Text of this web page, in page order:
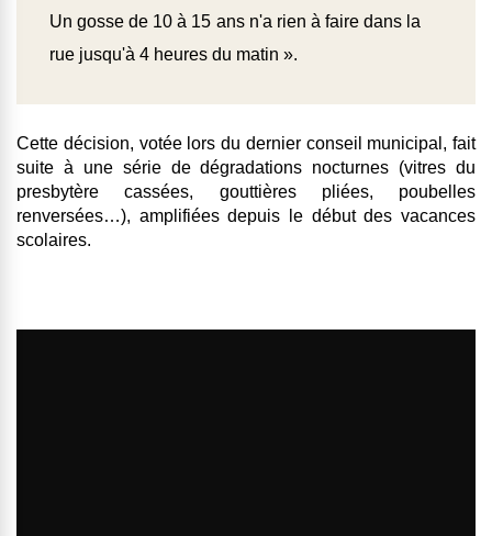
Un gosse de 10 à 15 ans n'a rien à faire dans la
rue jusqu'à 4 heures du matin ».
Cette décision, votée lors du dernier conseil municipal, fait
suite à une série de dégradations nocturnes (vitres du
presbytère cassées, gouttières pliées, poubelles
renversées…), amplifiées depuis le début des vacances
scolaires.